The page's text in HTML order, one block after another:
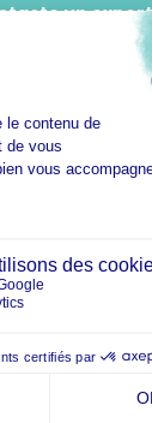
un expert
étapes
des
étapes pour